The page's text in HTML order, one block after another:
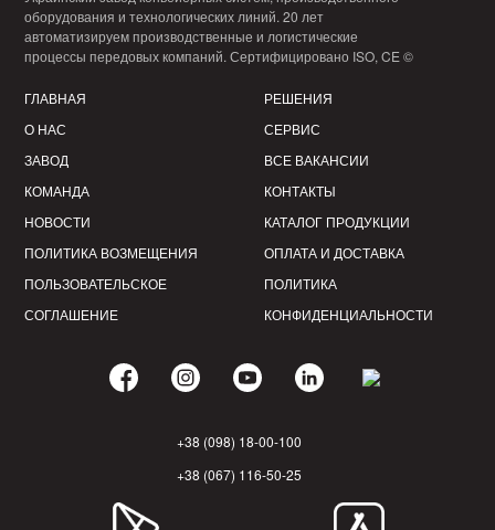
оборудования и технологических линий. 20 лет
автоматизируем производственные и логистические
процессы передовых компаний. Сертифицировано ISO, CE ©
ГЛАВНАЯ
О НАС
ЗАВОД
КОМАНДА
НОВОСТИ
ПОЛИТИКА ВОЗМЕЩЕНИЯ
ПОЛЬЗОВАТЕЛЬСКОЕ
СОГЛАШЕНИЕ
РЕШЕНИЯ
СЕРВИС
ВСЕ ВАКАНСИИ
КОНТАКТЫ
КАТАЛОГ ПРОДУКЦИИ
ОПЛАТА И ДОСТАВКА
ПОЛИТИКА
КОНФИДЕНЦИАЛЬНОСТИ
+38 (098) 18-00-100
+38 (067) 116-50-25